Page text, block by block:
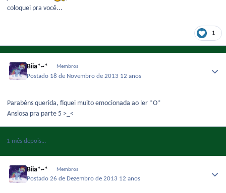
coloquei pra você...
1
Biia*~* Membros
Postado 18 de Novembro de 2013 12 anos
Parabéns querida, fiquei muito emocionada ao ler *O*
Ansiosa pra parte 5 >_<
1 mês depois...
Biia*~* Membros
Postado26 de Dezembro de 2013 12 anos